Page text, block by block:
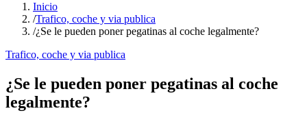
Inicio
/Trafico, coche y via publica
/¿Se le pueden poner pegatinas al coche legalmente?
Trafico, coche y via publica
¿Se le pueden poner pegatinas al coche
legalmente?